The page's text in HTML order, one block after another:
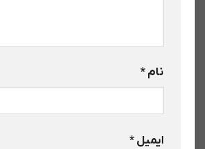
نام*
ایمیل*